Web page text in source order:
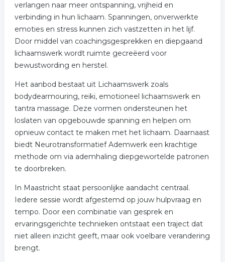
verlangen naar meer ontspanning, vrijheid en
verbinding in hun lichaam. Spanningen, onverwerkte
emoties en stress kunnen zich vastzetten in het lijf.
Door middel van coachingsgesprekken en diepgaand
lichaamswerk wordt ruimte gecreëerd voor
bewustwording en herstel.
Het aanbod bestaat uit Lichaamswerk zoals
bodydearmouring, reiki, emotioneel lichaamswerk en
tantra massage. Deze vormen ondersteunen het
loslaten van opgebouwde spanning en helpen om
opnieuw contact te maken met het lichaam. Daarnaast
biedt Neurotransformatief Ademwerk een krachtige
methode om via ademhaling diepgewortelde patronen
te doorbreken.
In Maastricht staat persoonlijke aandacht centraal.
Iedere sessie wordt afgestemd op jouw hulpvraag en
tempo. Door een combinatie van gesprek en
ervaringsgerichte technieken ontstaat een traject dat
niet alleen inzicht geeft, maar ook voelbare verandering
brengt.